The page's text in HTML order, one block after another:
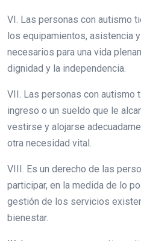
VI. Las personas con autismo
los equipamientos, asistencia
necesarios para una vida
dignidad y la independencia.
VII. Las personas con autismo
ingreso o un sueldo que le
vestirse y alojarse
otra necesidad vital.
VIII. Es un derecho de las
participar, en la medida de lo
gestión de los servicios
bienestar.